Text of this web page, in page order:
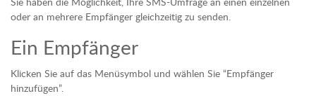
oder an mehrere Empfänger gleichzeitig zu senden.
Ein Empfänger
Klicken Sie auf das Menüsymbol und wählen Sie “Empfänger
hinzufügen”.